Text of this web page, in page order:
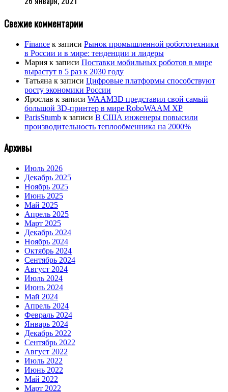
Свежие комментарии
Finance к записи Рынок промышленной робототехники
в России и в мире: тенденции и лидеры
Мария к записи Поставки мобильных роботов в мире
вырастут в 5 раз к 2030 году
Татьяна к записи Цифровые платформы способствуют
росту экономики России
Ярослав к записи WAAM3D представил свой самый
большой 3D-принтер в мире RoboWAAM XP
ParisStumb к записи В США инженеры повысили
производительность теплообменника на 2000%
Архивы
Июль 2026
Декабрь 2025
Ноябрь 2025
Июнь 2025
Май 2025
Апрель 2025
Март 2025
Декабрь 2024
Ноябрь 2024
Октябрь 2024
Сентябрь 2024
Август 2024
Июль 2024
Июнь 2024
Май 2024
Апрель 2024
Февраль 2024
Январь 2024
Декабрь 2022
Сентябрь 2022
Август 2022
Июль 2022
Июнь 2022
Май 2022
Март 2022